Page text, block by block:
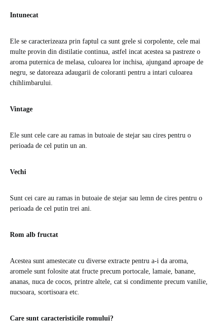
Intunecat
Ele se caracterizeaza prin faptul ca sunt grele si corpolente, cele mai
multe provin din distilatie continua, astfel incat acestea sa pastreze o
aroma puternica de melasa, culoarea lor inchisa, ajungand aproape de
negru, se datoreaza adaugarii de coloranti pentru a intari culoarea
chihlimbarului.
Vintage
Ele sunt cele care au ramas in butoaie de stejar sau cires pentru o
perioada de cel putin un an.
Vechi
Sunt cei care au ramas in butoaie de stejar sau lemn de cires pentru o
perioada de cel putin trei ani.
Rom alb fructat
Acestea sunt amestecate cu diverse extracte pentru a-i da aroma,
aromele sunt folosite atat fructe precum portocale, lamaie, banane,
ananas, nuca de cocos, printre altele, cat si condimente precum vanilie,
nucsoara, scortisoara etc.
Care sunt caracteristicile romului?